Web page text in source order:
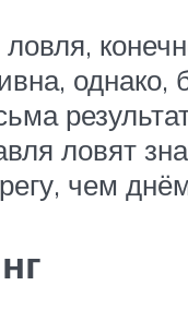
однако,
ловят
чем